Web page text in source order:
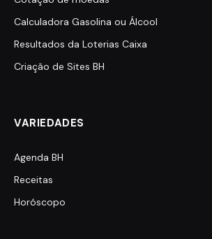
Calculadora Gasolina ou Álcool
Resultados da Loterias Caixa
Criação de Sites BH
VARIEDADES
Agenda BH
Receitas
Horóscopo